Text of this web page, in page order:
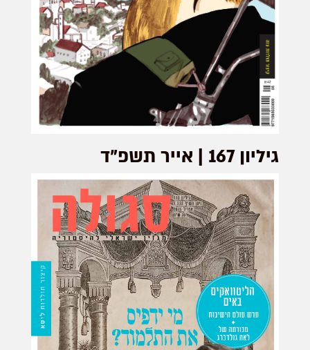
גיליון 167 | אייר תשפ"ד